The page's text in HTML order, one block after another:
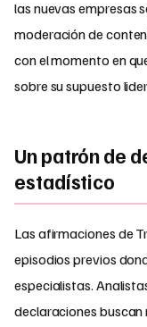
las nuevas empresas
moderación de
con el momento en
sobre su supuesto
Un patrón de
estadístico
Las afirmaciones de
episodios previos
especialistas.
declaraciones